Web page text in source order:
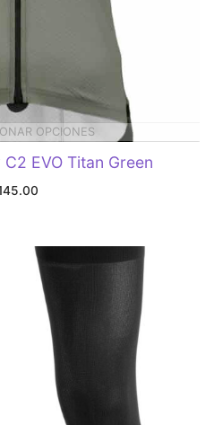
OPCIONES
EVO Titan Green